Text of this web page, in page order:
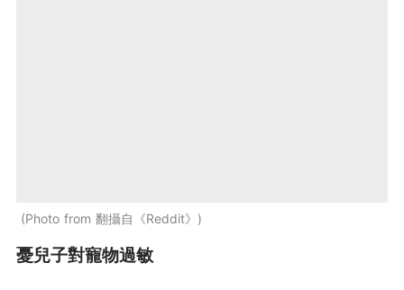
Photo from 翻攝自《Reddit》
憂兒子對寵物過敏